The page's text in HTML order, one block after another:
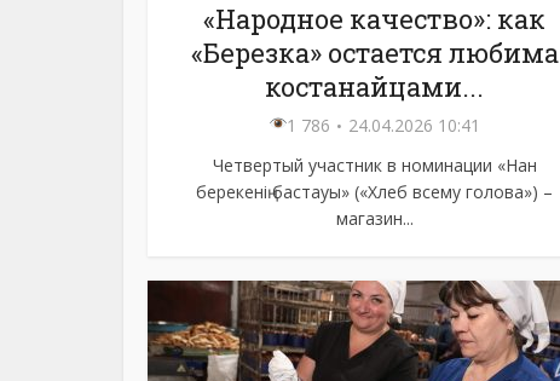
«Народное качество»: как
«Березка» остается любима
костанайцами...
1 786
24.04.2026 10:41
Четвертый участник в номинации «Нан
берекенің бастауы» («Хлеб всему голова») –
магазин...